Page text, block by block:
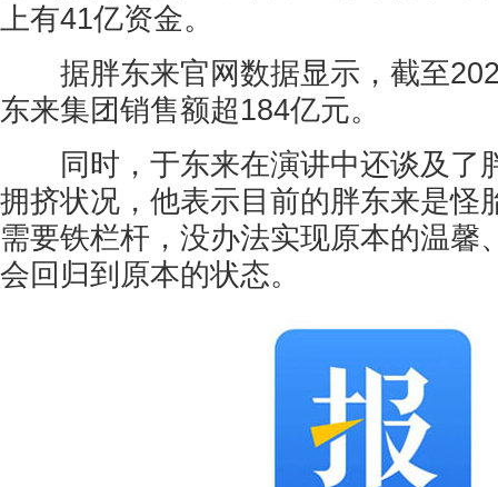
上有41亿资金。
据胖东来官网数据显示，截至
东来集团销售额超184亿元。
同时，于东来在演讲中还谈及了
拥挤状况，他表示目前的胖东来是怪
需要铁栏杆，没办法实现原本的温馨
会回归到原本的状态。